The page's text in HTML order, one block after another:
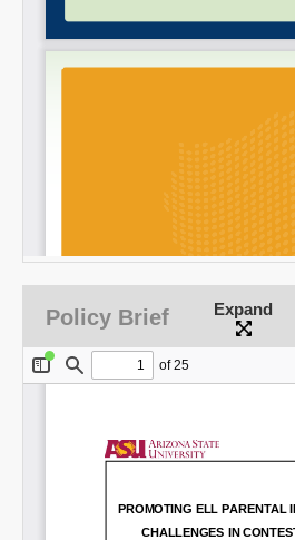
Policy Brief Expand